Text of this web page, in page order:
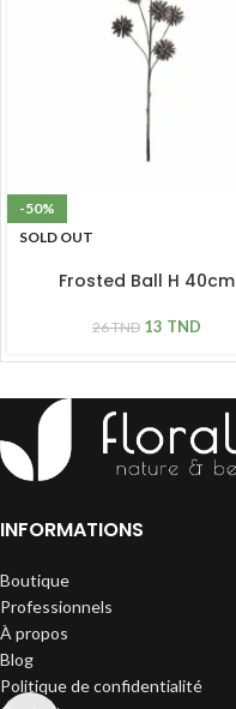
-50%
SOLD OUT
Frosted Ball H 40cm
26TND 13 TND
INFORMATIONS
Boutique
Professionnels
À propos
Blog
Politique de confidentialité